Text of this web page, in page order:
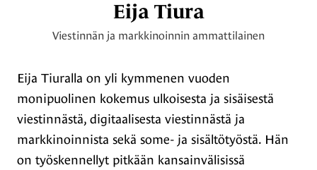
Eija Tiura
Viestinnän ja markkinoinnin ammattilainen
Eija Tiuralla on yli kymmenen vuoden
monipuolinen kokemus ulkoisesta ja sisäisestä
viestinnästä, digitaalisesta viestinnästä ja
markkinoinnista sekä some- ja sisältötyöstä. Hän
on työskennellyt pitkään kansainvälisissä